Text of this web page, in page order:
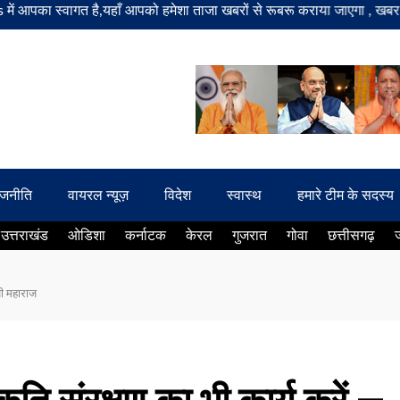
स्वागत है,यहाँ आपको हमेशा ताजा खबरों से रूबरू कराया जाएगा , खबर
वायरल न्यूज़ विदेश स्वास्थ हमारे टीम के सदस्य
उत्तराखंड ओडिशा कर्नाटक केरल गुजरात गोवा छत्तीसगढ़
महाराज